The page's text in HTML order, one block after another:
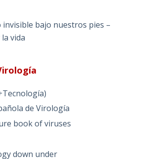
invisible bajo nuestros pies –
vida
de Virología
book of viruses
down under